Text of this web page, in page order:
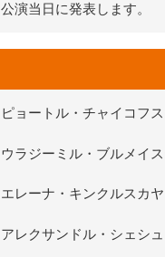
公演当日に発表します。
ピョートル・チャイコフ
ウラジーミル・ブルメイ
エレーナ・キンクルスカヤ
アレクサンドル・シェシ